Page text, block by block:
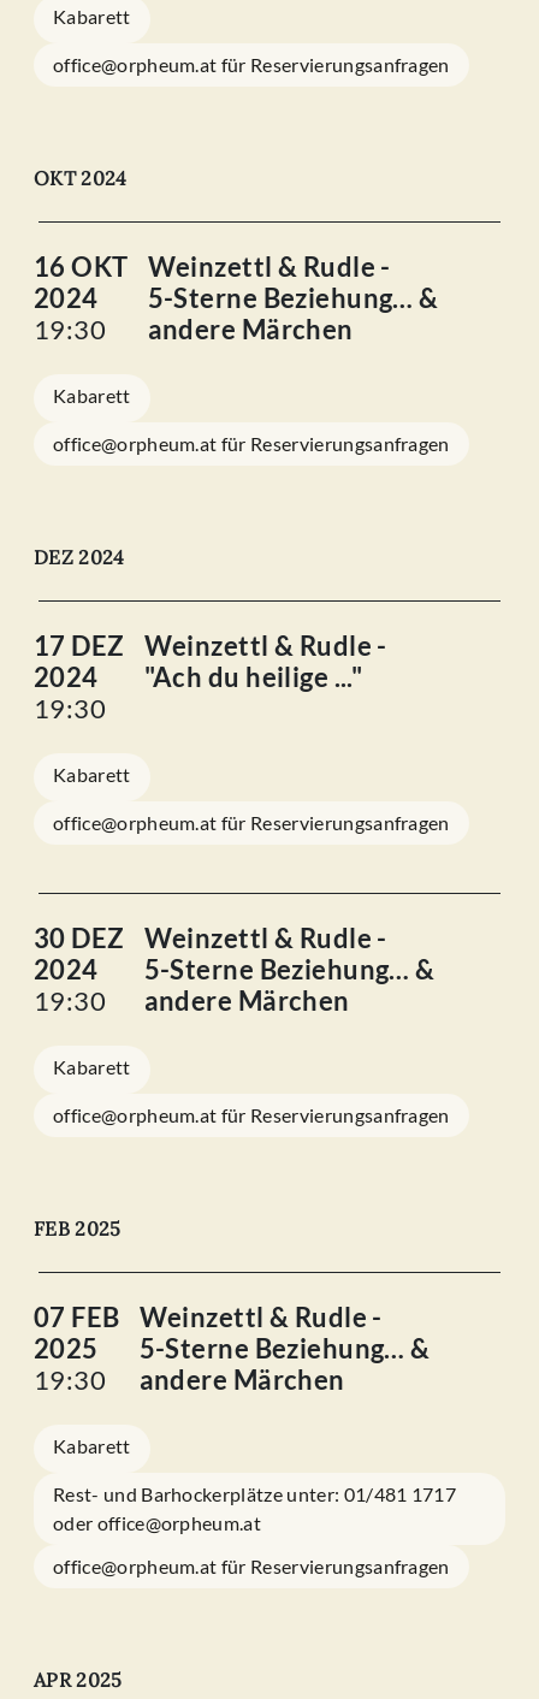
Kabarett
office@orpheum.at für Reservierungsanfragen
OKT 2024
16 OKT
2024
19:30
Weinzettl & Rudle -
5-Sterne Beziehung… &
andere Märchen
Kabarett
office@orpheum.at für Reservierungsanfragen
DEZ 2024
17 DEZ
2024
19:30
Weinzettl & Rudle -
"Ach du heilige ..."
Kabarett
office@orpheum.at für Reservierungsanfragen
30 DEZ
2024
19:30
Weinzettl & Rudle -
5-Sterne Beziehung… &
andere Märchen
Kabarett
office@orpheum.at für Reservierungsanfragen
FEB 2025
07 FEB
2025
19:30
Weinzettl & Rudle -
5-Sterne Beziehung… &
andere Märchen
Kabarett
Rest- und Barhockerplätze unter: 01/481 1717
oder office@orpheum.at
office@orpheum.at für Reservierungsanfragen
APR 2025